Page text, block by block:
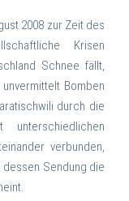
2008 zur Zeit des
Krisen
Schnee fällt,
Bomben
durch die
verbunden,
Sendung die